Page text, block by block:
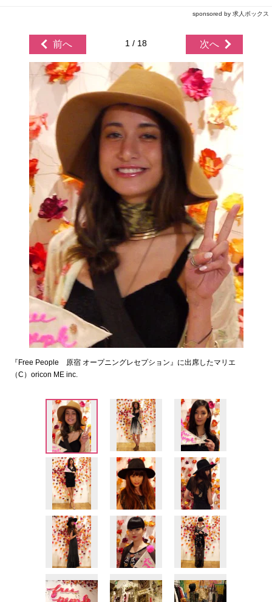
sponsored by 求人ボックス
前へ 1 / 18 次へ
『Free People 原宿 オープニングレセプション』に出席したマリエ
（C）oricon ME inc.